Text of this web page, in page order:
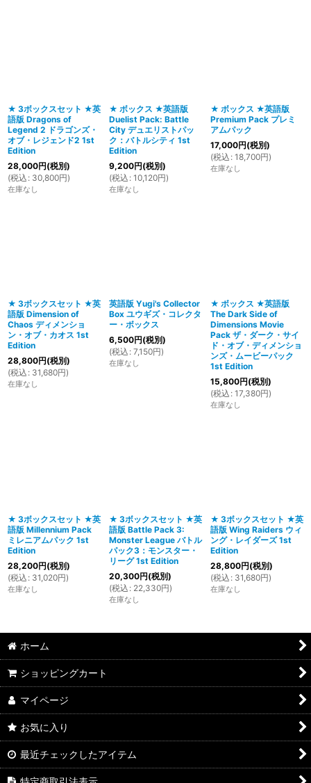
★ 3ボックスセット ★英
語版 Dragons of
Legend 2 ドラゴンズ・
オブ・レジェンド2 1st
Edition
28,000円(税別)
(税込 : 30,800円)
在庫なし
★ ボックス ★英語版
Duelist Pack: Battle
City デュエリストパッ
ク：バトルシティ 1st
Edition
9,200円(税別)
(税込 : 10,120円)
在庫なし
★ ボックス ★英語版
Premium Pack プレミ
アムパック
17,000円(税別)
(税込 : 18,700円)
在庫なし
★ 3ボックスセット ★英
語版 Dimension of
Chaos ディメンショ
ン・オブ・カオス 1st
Edition
28,800円(税別)
(税込 : 31,680円)
在庫なし
英語版 Yugi's Collector
Box ユウギズ・コレクタ
ー・ボックス
6,500円(税別)
(税込 : 7,150円)
在庫なし
★ ボックス ★英語版
The Dark Side of
Dimensions Movie
Pack ザ・ダーク・サイ
ド・オブ・ディメンショ
ンズ・ムービーパック
1st Edition
15,800円(税別)
(税込 : 17,380円)
在庫なし
★ 3ボックスセット ★英
語版 Millennium Pack
ミレニアムパック 1st
Edition
28,200円(税別)
(税込 : 31,020円)
在庫なし
★ 3ボックスセット ★英
語版 Battle Pack 3:
Monster League バトル
パック3：モンスター・
リーグ 1st Edition
20,300円(税別)
(税込 : 22,330円)
在庫なし
★ 3ボックスセット ★英
語版 Wing Raiders ウィ
ング・レイダーズ 1st
Edition
28,800円(税別)
(税込 : 31,680円)
在庫なし
ホーム
ショッピングカート
マイページ
お気に入り
最近チェックしたアイテム